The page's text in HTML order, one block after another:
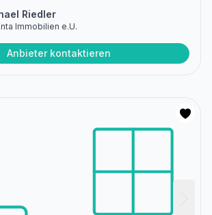
Riedler
Immobilien e.U.
Anbieter kontaktieren